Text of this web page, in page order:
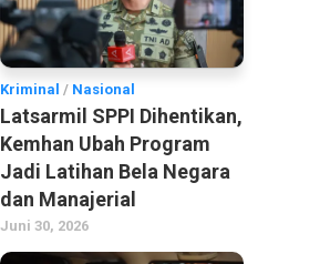
Kriminal / Nasional
Latsarmil SPPI Dihentikan,
Kemhan Ubah Program
Jadi Latihan Bela Negara
dan Manajerial
Juni 30, 2026